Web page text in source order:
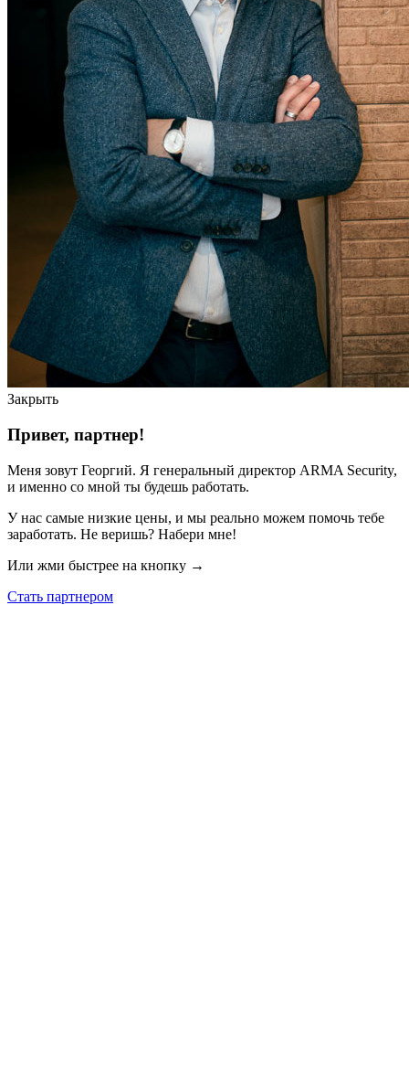
Закрыть
Привет, партнер!
Меня зовут Георгий. Я генеральный директор ARMA Security,
и именно со мной ты будешь работать.
У нас самые низкие цены, и мы реально можем помочь тебе
заработать. Не веришь? Набери мне!
Или жми быстрее на кнопку →
Стать партнером